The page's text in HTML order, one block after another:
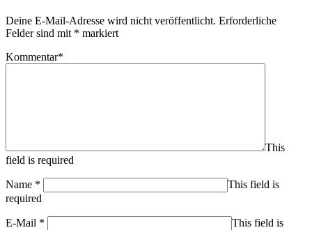
Deine E-Mail-Adresse wird nicht veröffentlicht. Erforderliche
Felder sind mit * markiert
Kommentar*
This
field is required
Name *
This field is
required
E-Mail *
This field is